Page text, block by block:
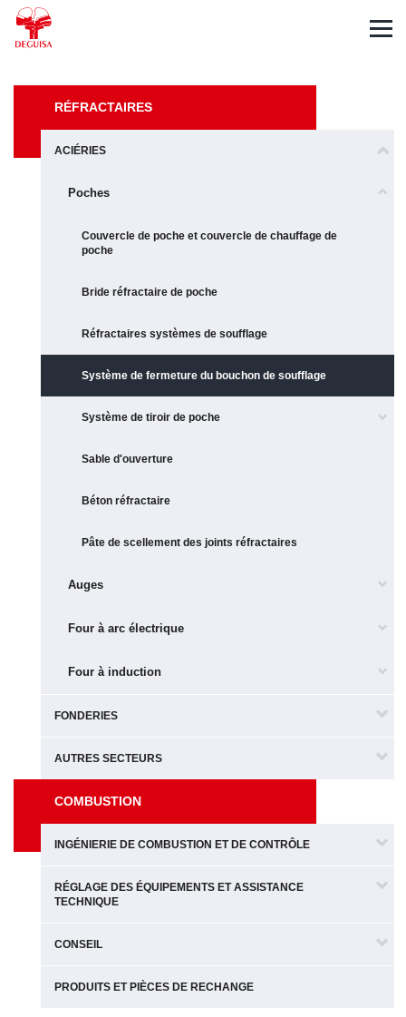
RÉFRACTAIRES
ACIÉRIES
Poches
Couvercle de poche et couvercle de chauffage de
poche
Bride réfractaire de poche
Réfractaires systèmes de soufflage
Système de fermeture du bouchon de soufflage
Système de tiroir de poche
Sable d'ouverture
Béton réfractaire
Pâte de scellement des joints réfractaires
Auges
Four à arc électrique
Four à induction
FONDERIES
AUTRES SECTEURS
COMBUSTION
INGÉNIERIE DE COMBUSTION ET DE CONTRÔLE
RÉGLAGE DES ÉQUIPEMENTS ET ASSISTANCE
TECHNIQUE
CONSEIL
PRODUITS ET PIÈCES DE RECHANGE